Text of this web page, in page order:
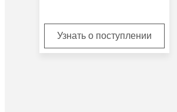
Узнать о поступлении